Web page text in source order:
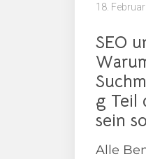
18.
SEO
g Teil
sein
Alle